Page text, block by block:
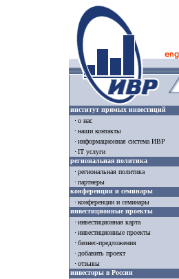
институт прямых инвестиций
о нас
наши контакты
информационная система ИВР
IT услуги
региональная политика
региональная политика
партнеры
конференции и семинары
конференции и семинары
инвестиционные проекты
инвестиционная карта
инвестиционные проекты
бизнес-предложения
добавить проект
отзывы
инвесторы в России